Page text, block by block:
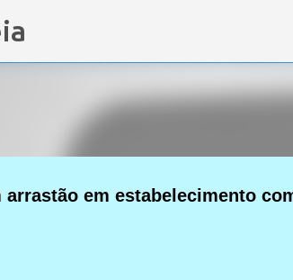
arrastão em estabelecimento